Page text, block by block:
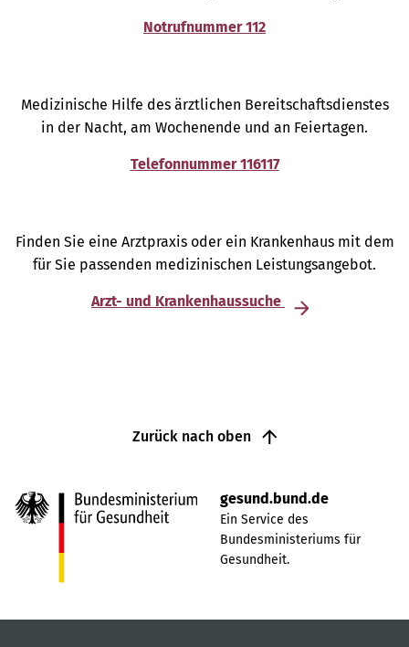
Notrufnummer 112
Medizinische Hilfe des ärztlichen Bereitschaftsdienstes
in der Nacht, am Wochenende und an Feiertagen.
Telefonnummer 116117
Finden Sie eine Arztpraxis oder ein Krankenhaus mit dem
für Sie passenden medizinischen Leistungsangebot.
Arzt- und Krankenhaussuche
Zurück nach oben
gesund.bund.de
Ein Service des
Bundesministeriums für
Gesundheit.